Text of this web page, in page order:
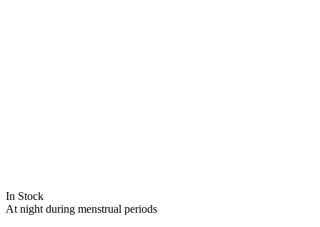
In Stock
At night during menstrual periods